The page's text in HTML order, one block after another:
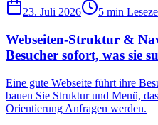
23. Juli 2026
5 min
Webseiten-Struktur &
Besucher sofort, was sie
Eine gute Webseite führt ihre
bauen Sie Struktur und Menü,
Orientierung Anfragen werden.